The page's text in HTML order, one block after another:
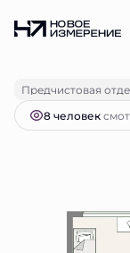
2-комнатная
Ипотекаот 22 116 руб.
Предчистовая
8 человек